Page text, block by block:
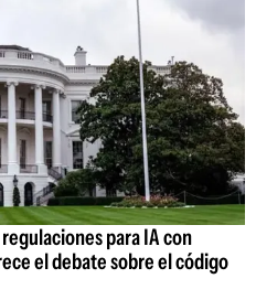
regulaciones para IA con
el debate sobre el código